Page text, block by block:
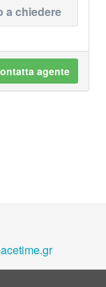
a chiedere
agente